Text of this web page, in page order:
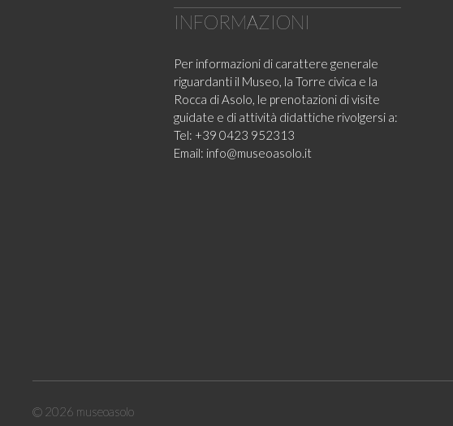
INFORMAZIONI
Per informazioni di carattere generale
riguardanti il Museo, la Torre civica e la
Rocca di Asolo, le prenotazioni di visite
guidate e di attività didattiche rivolgersi a:
Tel: +39 0423 952313
Email: info@museoasolo.it
© 2026 museoasolo